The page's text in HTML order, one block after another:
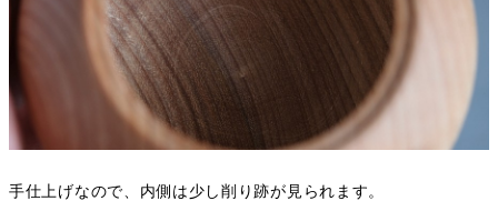
手仕上げなので、内側は少し削り跡が見られます。